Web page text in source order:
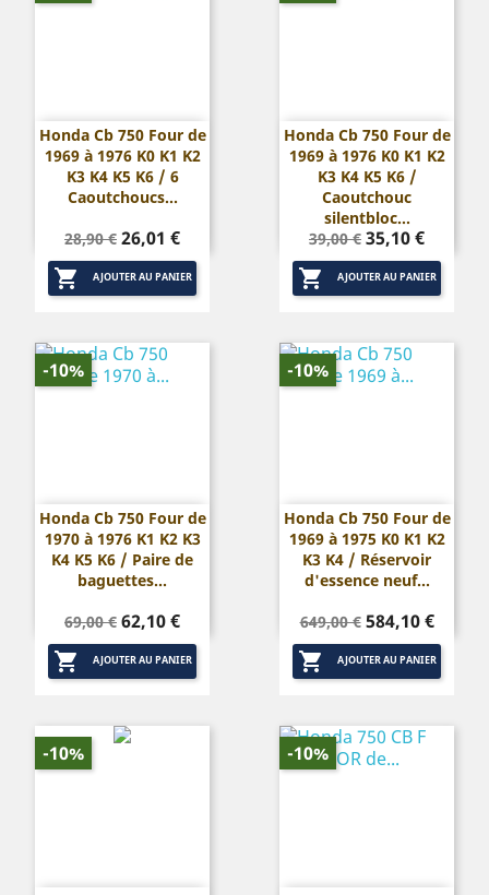
Honda Cb 750 Four de
1969 à 1976 K0 K1 K2
K3 K4 K5 K6 / 6
Caoutchoucs...
Prix
de
base
28,90 € Prix
26,01 €
 AJOUTER AU PANIER
Honda Cb 750 Four de
1969 à 1976 K0 K1 K2
K3 K4 K5 K6 /
Caoutchouc
silentbloc...
Prix
de
base
39,00 € Prix
35,10 €
 AJOUTER AU PANIER
Honda Cb 750 Four de
1970 à 1976 K1 K2 K3
K4 K5 K6 / Paire de
baguettes...
Prix
de
base
69,00 € Prix
62,10 €
 AJOUTER AU PANIER
-10%
Honda Cb 750 Four de
1969 à 1975 K0 K1 K2
K3 K4 / Réservoir
d'essence neuf...
Prix
de
base
649,00 € Prix
584,10 €
 AJOUTER AU PANIER
-10%
-10% -10%